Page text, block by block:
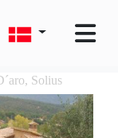
Solius